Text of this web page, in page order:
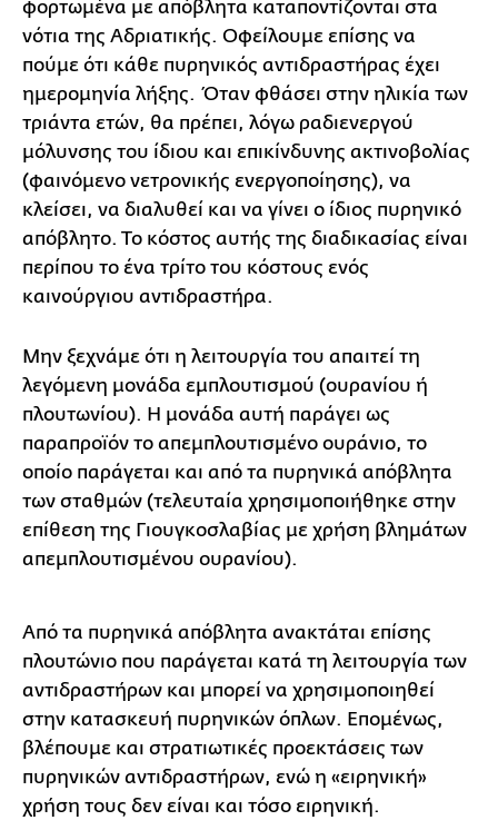
φορτωμένα με απόβλητα καταποντίζονται στα
νότια της Αδριατικής. Οφείλουμε επίσης να
πούμε ότι κάθε πυρηνικός αντιδραστήρας έχει
ημερομηνία λήξης. Όταν φθάσει στην ηλικία των
τριάντα ετών, θα πρέπει, λόγω ραδιενεργού
μόλυνσης του ίδιου και επικίνδυνης ακτινοβολίας
(φαινόμενο νετρονικής ενεργοποίησης), να
κλείσει, να διαλυθεί και να γίνει ο ίδιος πυρηνικό
απόβλητο. Το κόστος αυτής της διαδικασίας είναι
περίπου το ένα τρίτο του κόστους ενός
καινούργιου αντιδραστήρα.
Μην ξεχνάμε ότι η λειτουργία του απαιτεί τη
λεγόμενη μονάδα εμπλουτισμού (ουρανίου ή
πλουτωνίου). Η μονάδα αυτή παράγει ως
παραπροϊόν το απεμπλουτισμένο ουράνιο, το
οποίο παράγεται και από τα πυρηνικά απόβλητα
των σταθμών (τελευταία χρησιμοποιήθηκε στην
επίθεση της Γιουγκοσλαβίας με χρήση βλημάτων
απεμπλουτισμένου ουρανίου).
Από τα πυρηνικά απόβλητα ανακτάται επίσης
πλουτώνιο που παράγεται κατά τη λειτουργία των
αντιδραστήρων και μπορεί να χρησιμοποιηθεί
στην κατασκευή πυρηνικών όπλων. Επομένως,
βλέπουμε και στρατιωτικές προεκτάσεις των
πυρηνικών αντιδραστήρων, ενώ η «ειρηνική»
χρήση τους δεν είναι και τόσο ειρηνική.